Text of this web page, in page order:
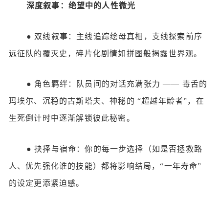
深度叙事：绝望中的人性微光
● 双线叙事：主线追踪绘母真相，支线探索前序
远征队的覆灭史，碎片化剧情如拼图般揭露世界观。
● 角色羁绊：队员间的对话充满张力 —— 毒舌的
玛埃尔、沉稳的古斯塔夫、神秘的 “超越年龄者”，在
生死倒计时中逐渐解锁彼此秘密。
● 抉择与宿命：你的每一步选择（如是否拯救路
人、优先强化谁的技能）都将影响结局，“一年寿命”
的设定更添紧迫感。